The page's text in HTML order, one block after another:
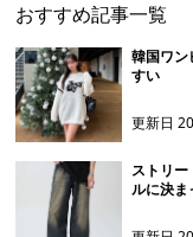
おすすめ記事一覧
韓国ワ
すい
更新日
ストリ
ルに決ま